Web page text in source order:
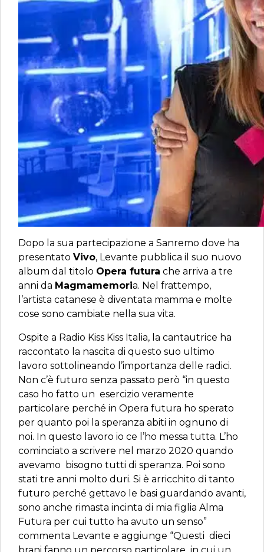
Dopo la sua partecipazione a Sanremo dove ha
presentato Vivo, Levante pubblica il suo nuovo
album dal titolo Opera futura che arriva a tre
anni da Magmamemoria. Nel frattempo,
l’artista catanese è diventata mamma e molte
cose sono cambiate nella sua vita.
Ospite a Radio Kiss Kiss Italia, la cantautrice ha
raccontato la nascita di questo suo ultimo
lavoro sottolineando l’importanza delle radici.
Non c’è futuro senza passato però “in questo
caso ho fatto un esercizio veramente
particolare perché in Opera futura ho sperato
per quanto poi la speranza abiti in ognuno di
noi. In questo lavoro io ce l’ho messa tutta. L’ho
cominciato a scrivere nel marzo 2020 quando
avevamo bisogno tutti di speranza. Poi sono
stati tre anni molto duri. Si è arricchito di tanto
futuro perché gettavo le basi guardando avanti,
sono anche rimasta incinta di mia figlia Alma
Futura per cui tutto ha avuto un senso”
commenta Levante e aggiunge “Questi dieci